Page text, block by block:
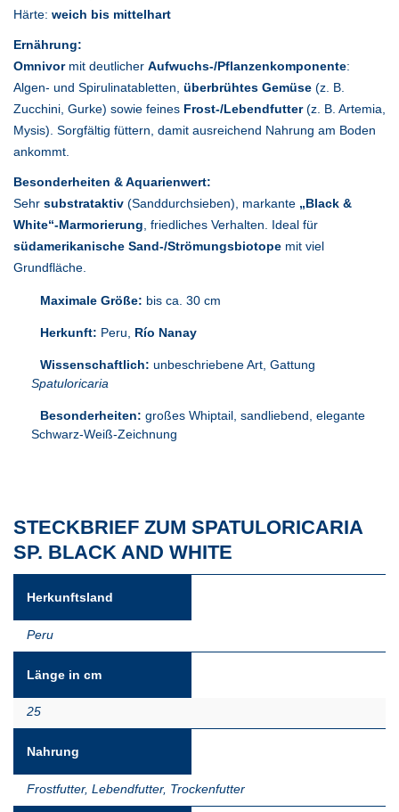
Härte: weich bis mittelhart
Ernährung:
Omnivormit deutlicher Aufwuchs-/Pflanzenkomponente:
Algen- und Spirulinatabletten, überbrühtes Gemüse (z. B.
Zucchini, Gurke) sowie feines Frost-/Lebendfutter(z. B. Artemia,
Mysis). Sorgfältig füttern, damit ausreichend Nahrung am Boden
ankommt.
Besonderheiten & Aquarienwert:
Sehr substrataktiv (Sanddurchsieben), markante „Black &
White“-Marmorierung, friedliches Verhalten. Ideal für
südamerikanische Sand-/Strömungsbiotope mit viel
Grundfläche.
Maximale Größe: bis ca. 30 cm
Herkunft: Peru, Río Nanay
Wissenschaftlich: unbeschriebene Art, Gattung
Spatuloricaria
Besonderheiten: großes Whiptail, sandliebend, elegante
Schwarz-Weiß-Zeichnung
STECKBRIEF ZUM SPATULORICARIA
SP. BLACK AND WHITE
Herkunftsland
Peru
Länge in cm
25
Nahrung
Frostfutter, Lebendfutter, Trockenfutter